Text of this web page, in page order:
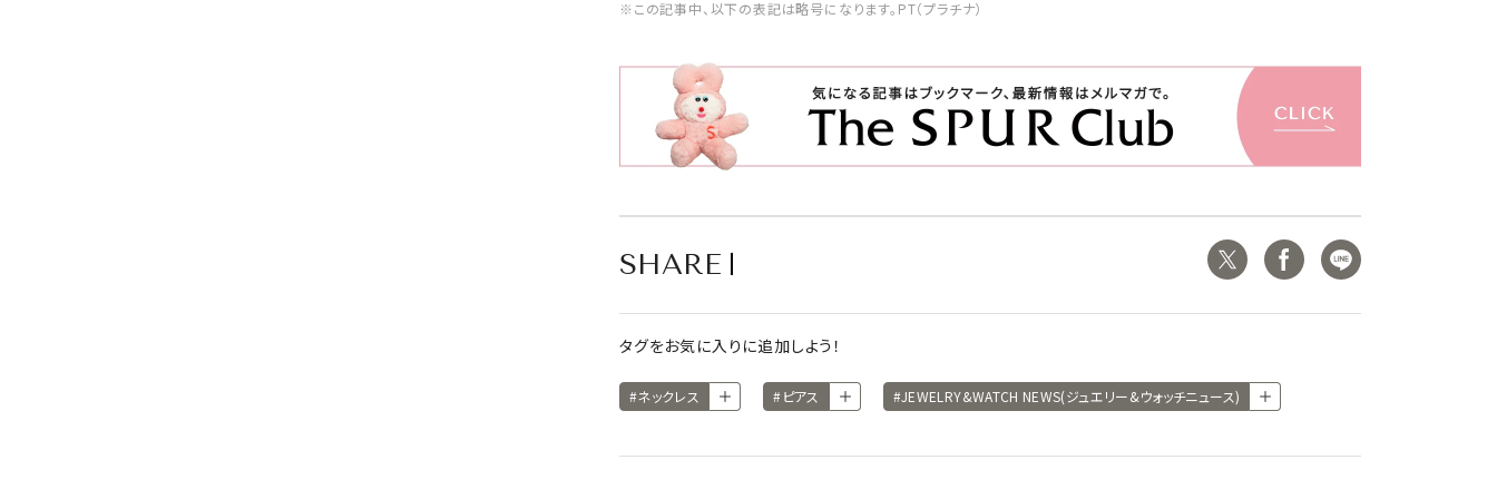
※この記事中、以下の表記は略号になります。PT（プラチナ）
SHARE
タグをお気に入りに追加しよう！
#ネックレス #ピアス #JEWELRY&WATCH NEWS(ジュエリー&ウォッチニュース)